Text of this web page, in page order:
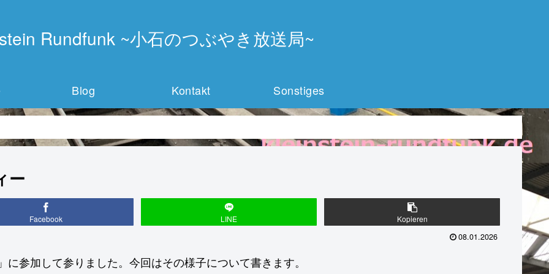
Rundfunk ~小石のつぶやき放送局~
Blog Kontakt Sonstiges
ー
Facebook LINE Kopieren
08.01.2026
参加して参りました。今回はその様子について書きます。